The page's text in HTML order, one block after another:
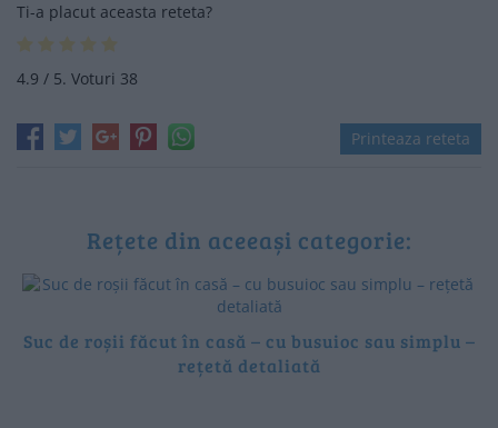
Ti-a placut aceasta reteta?
4.9 / 5. Voturi 38
Printeaza reteta
Rețete din aceeași categorie:
Suc de roșii făcut în casă – cu busuioc sau simplu –
rețetă detaliată